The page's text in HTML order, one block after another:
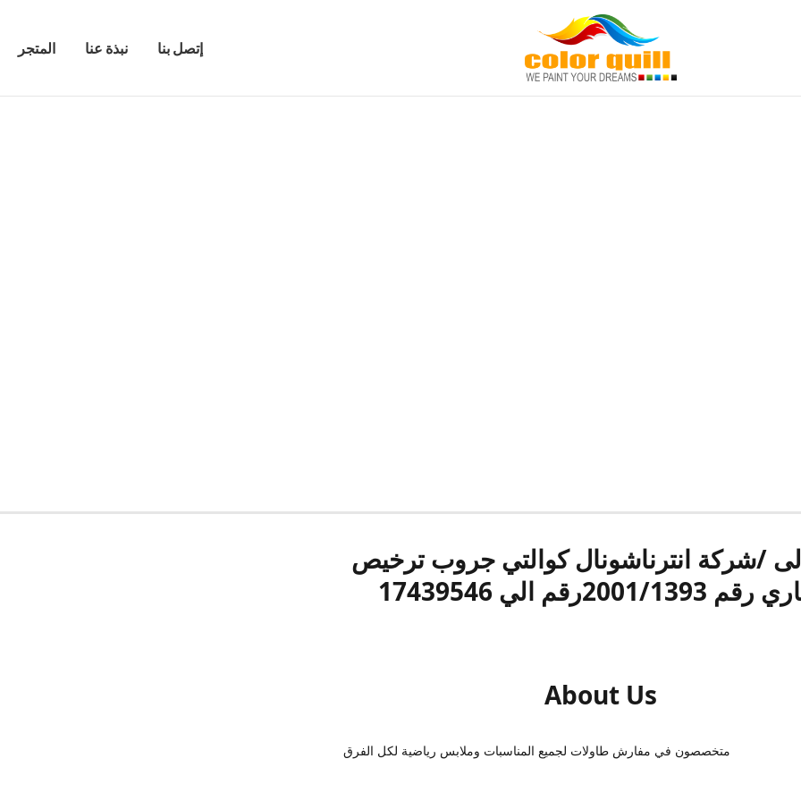
المتجر نبذة عنا إتصل بنا
/شركة انترناشونال كوالتي جروب ترخيص
2001/1393رقم الي 17439546
About Us
متخصصون في مفارش طاولات لجميع المناسبات وملابس رياضية لكل الفرق